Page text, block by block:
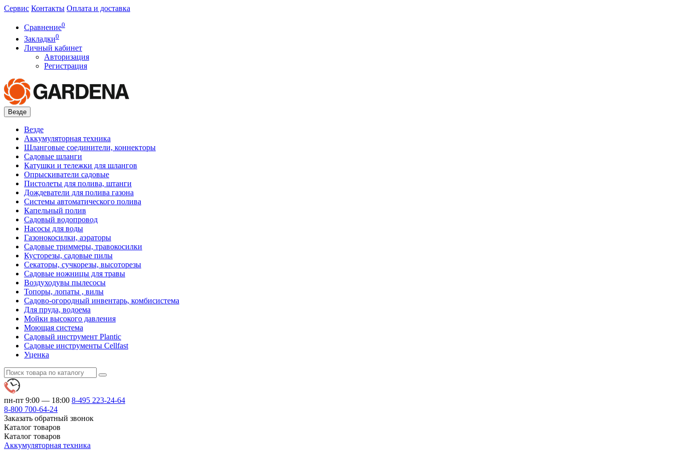
Сервис Контакты Оплата и доставка
Сравнение0
Закладки0
Личный кабинет
Авторизация
Регистрация
Везде
Везде
Аккумуляторная техника
Шланговые соединители, коннекторы
Садовые шланги
Катушки и тележки для шлангов
Опрыскиватели садовые
Пистолеты для полива, штанги
Дождеватели для полива газона
Системы автоматического полива
Капельный полив
Садовый водопровод
Насосы для воды
Газонокосилки, аэраторы
Садовые триммеры, травокосилки
Кусторезы, садовые пилы
Секаторы, сучкорезы, высоторезы
Садовые ножницы для травы
Воздуходувы пылесосы
Топоры, лопаты , вилы
Садово-огородный инвентарь, комбисистема
Для пруда, водоема
Мойки высокого давления
Моющая система
Садовый инструмент Plantic
Садовые инструменты Cellfast
Уценка
пн-пт 9:00 — 18:00 8-495 223-24-64
8-800 700-64-24
Заказать обратный звонок
Каталог товаров
Каталог товаров
Аккумуляторная техника